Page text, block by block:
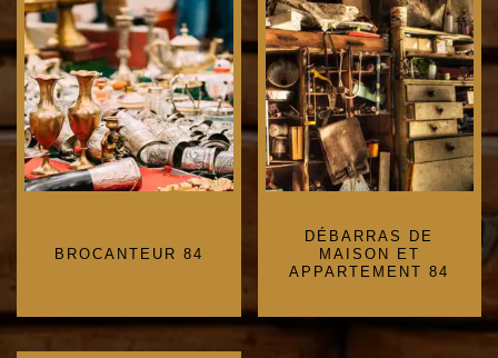
BROCANTEUR 84
DÉBARRAS DE
MAISON ET
APPARTEMENT 84